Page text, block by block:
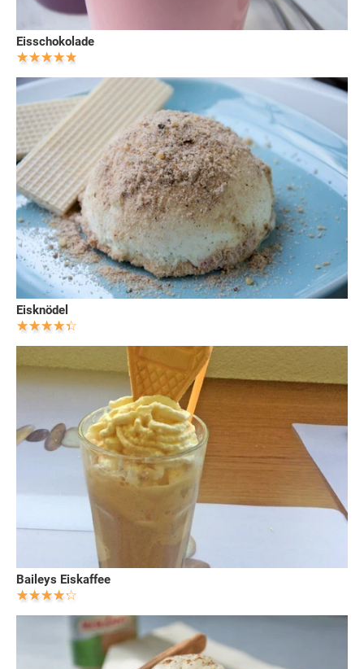
Eisschokolade
Eisknödel
Baileys Eiskaffee